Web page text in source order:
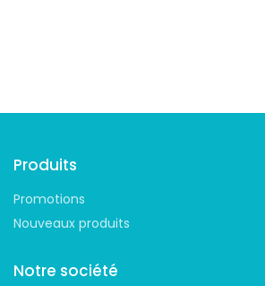
Produits
Promotions
Nouveaux produits
Notre société